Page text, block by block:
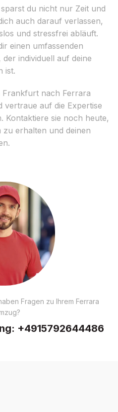
du nicht nur Zeit und
auch darauf verlassen,
und stressfrei abläuft.
einen umfassenden
individuell auf deine
ist.
Frankfurt nach Ferrara
vertraue auf die Expertise
Kontaktiere sie noch heute,
erhalten und deinen
Fragen zu Ihrem Ferrara
+4915792644486